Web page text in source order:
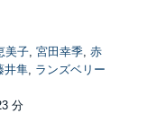
美子, 宮田幸季, 赤
井隼, ランズベリー
分